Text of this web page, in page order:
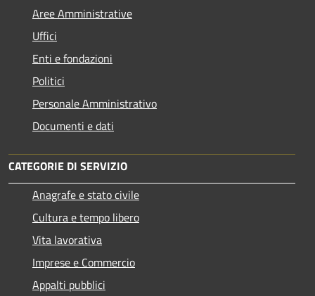
Aree Amministrative
Uffici
Enti e fondazioni
Politici
Personale Amministrativo
Documenti e dati
CATEGORIE DI SERVIZIO
Anagrafe e stato civile
Cultura e tempo libero
Vita lavorativa
Imprese e Commercio
Appalti pubblici